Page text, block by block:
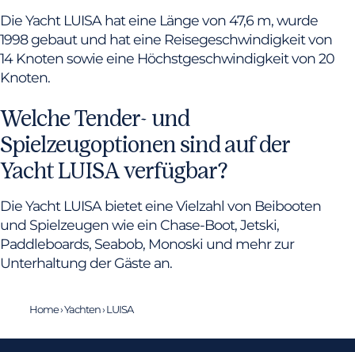
Die Yacht LUISA hat eine Länge von 47,6 m, wurde
1998 gebaut und hat eine Reisegeschwindigkeit von
14 Knoten sowie eine Höchstgeschwindigkeit von 20
Knoten.
Welche Tender- und
Spielzeugoptionen sind auf der
Yacht LUISA verfügbar?
Die Yacht LUISA bietet eine Vielzahl von Beibooten
und Spielzeugen wie ein Chase-Boot, Jetski,
Paddleboards, Seabob, Monoski und mehr zur
Unterhaltung der Gäste an.
Home›Yachten›LUISA